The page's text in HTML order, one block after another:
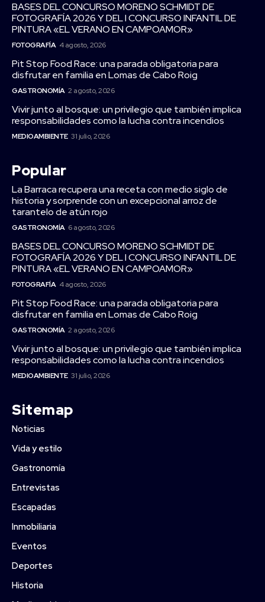
BASES DEL CONCURSO MORENO SCHMIDT DE
FOTOGRAFÍA 2026 Y DEL I CONCURSO INFANTIL DE
PINTURA «EL VERANO EN CAMPOAMOR»
FOTOGRAFÍA 4 agosto, 2026
Pit Stop Food Race: una parada obligatoria para
disfrutar en familia en Lomas de Cabo Roig
GASTRONOMÍA 2 agosto, 2026
Vivir junto al bosque: un privilegio que también implica
responsabilidades como la lucha contra incendios
MEDIOAMBIENTE 31 julio, 2026
Popular
La Barraca recupera una receta con medio siglo de
historia y sorprende con un excepcional arroz de
tarantelo de atún rojo
GASTRONOMÍA 6 agosto, 2026
BASES DEL CONCURSO MORENO SCHMIDT DE
FOTOGRAFÍA 2026 Y DEL I CONCURSO INFANTIL DE
PINTURA «EL VERANO EN CAMPOAMOR»
FOTOGRAFÍA 4 agosto, 2026
Pit Stop Food Race: una parada obligatoria para
disfrutar en familia en Lomas de Cabo Roig
GASTRONOMÍA 2 agosto, 2026
Vivir junto al bosque: un privilegio que también implica
responsabilidades como la lucha contra incendios
MEDIOAMBIENTE 31 julio, 2026
Sitemap
Noticias
Vida y estilo
Gastronomía
Entrevistas
Escapadas
Inmobiliaria
Eventos
Deportes
Historia